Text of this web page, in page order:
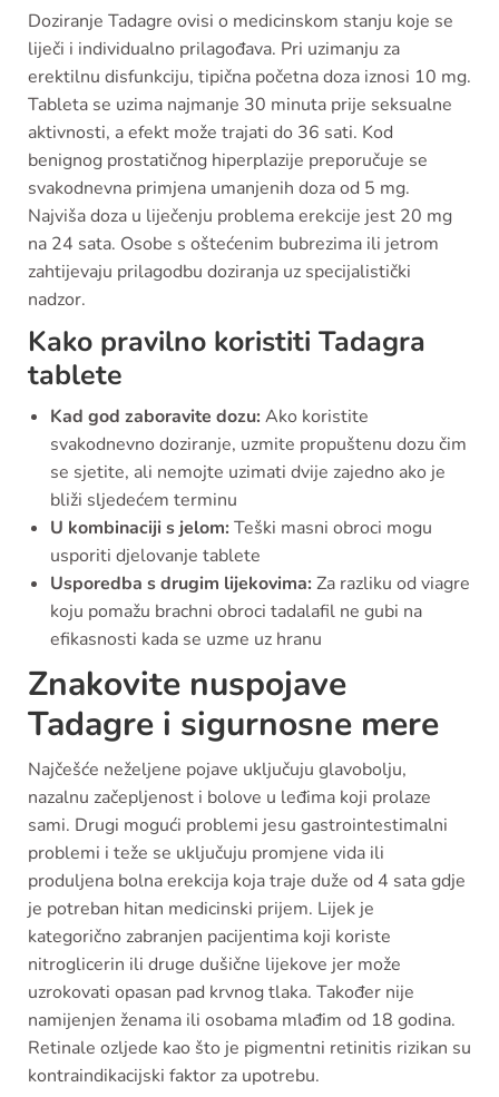
Doziranje Tadagre ovisi o medicinskom stanju koje se
liječi i individualno prilagođava. Pri uzimanju za
erektilnu disfunkciju, tipična početna doza iznosi 10 mg.
Tableta se uzima najmanje 30 minuta prije seksualne
aktivnosti, a efekt može trajati do 36 sati. Kod
benignog prostatičnog hiperplazije preporučuje se
svakodnevna primjena umanjenih doza od 5 mg.
Najviša doza u liječenju problema erekcije jest 20 mg
na 24 sata. Osobe s oštećenim bubrezima ili jetrom
zahtijevaju prilagodbu doziranja uz specijalistički
nadzor.
Kako pravilno koristiti Tadagra
tablete
Kad god zaboravite dozu: Ako koristite
svakodnevno doziranje, uzmite propuštenu dozu čim
se sjetite, ali nemojte uzimati dvije zajedno ako je
bliži sljedećem terminu
U kombinaciji s jelom: Teški masni obroci mogu
usporiti djelovanje tablete
Usporedba s drugim lijekovima: Za razliku od viagre
koju pomažu brachni obroci tadalafil ne gubi na
efikasnosti kada se uzme uz hranu
Znakovite nuspojave
Tadagre i sigurnosne mere
Najčešće neželjene pojave uključuju glavobolju,
nazalnu začepljenost i bolove u leđima koji prolaze
sami. Drugi mogući problemi jesu gastrointestimalni
problemi i teže se uključuju promjene vida ili
produljena bolna erekcija koja traje duže od 4 sata gdje
je potreban hitan medicinski prijem. Lijek je
kategorično zabranjen pacijentima koji koriste
nitroglicerin ili druge dušične lijekove jer može
uzrokovati opasan pad krvnog tlaka. Također nije
namijenjen ženama ili osobama mlađim od 18 godina.
Retinale ozljede kao što je pigmentni retinitis rizikan su
kontraindikacijski faktor za upotrebu.